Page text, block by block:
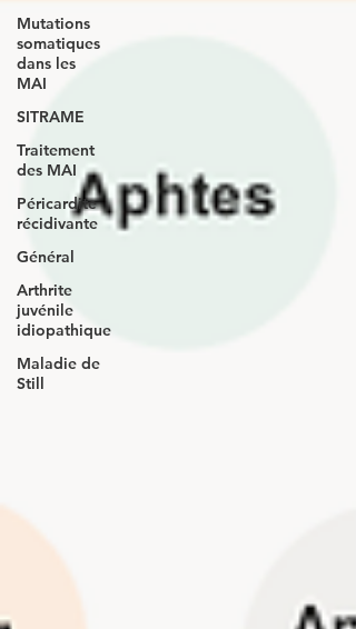
Mutations
somatiques
dans les
MAI
SITRAME
Traitement
des MAI
Péricardite
récidivante
Général
Arthrite
juvénile
idiopathique
Maladie de
Still